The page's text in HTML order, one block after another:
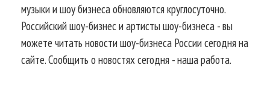
музыки и шоу бизнеса обновляются круглосуточно.
Российский шоу-бизнес и артисты шоу-бизнеса - вы
можете читать новости шоу-бизнеса России сегодня на
сайте. Сообщить о новостях сегодня - наша работа.